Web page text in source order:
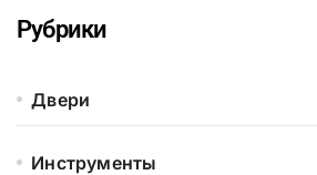
Рубрики
Двери
Инструменты